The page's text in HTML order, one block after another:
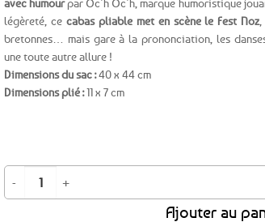
avec humourpar Oc’h Oc’h, marque humoristique
légèreté, ce cabas pliable met en scène le Fest Noz
bretonnes… mais gare à la prononciation, les
une toute autre allure !
Dimensions du sac :40 x 44 cm
Dimensions plié :11 x 7 cm
quantité de Sac de course pliable en tissu - Fesses Noz
Ajouter au